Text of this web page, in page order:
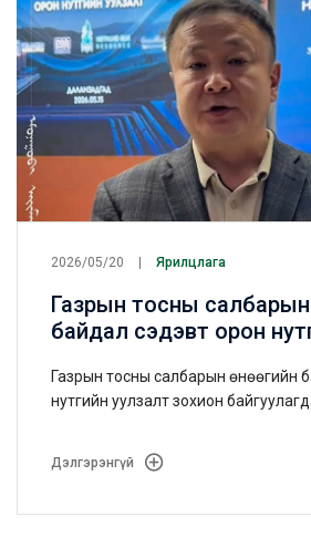
2026/05/20 Ярилцлага
Газрын тосны салбарын
байдал сэдэвт орон
Газрын тосны салбарын өнөөгийн
нутгийн уулзалт зохион
Дэлгэрэнгүй